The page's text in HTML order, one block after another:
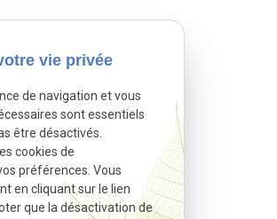
Nous retrouver
Le pont de vere
61100 Caligny
vie privée
de navigation et vous
sont essentiels
être désactivés.
cookies de
préférences. Vous
en cliquant sur le lien
que la désactivation de